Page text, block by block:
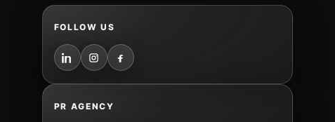
FOLLOW US
PR AGENCY